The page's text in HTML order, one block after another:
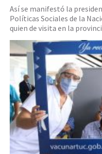
Así se manifestó la
Políticas Sociales de la
quien de visita en la